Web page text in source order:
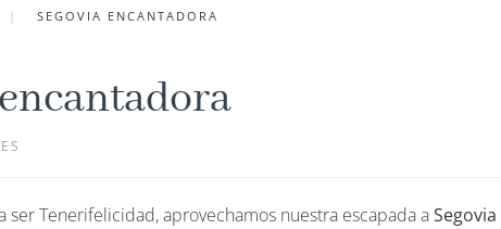
SEGOVIA ENCANTADORA
ser Tenerifelicidad, aprovechamos nuestra escapada aSegovia